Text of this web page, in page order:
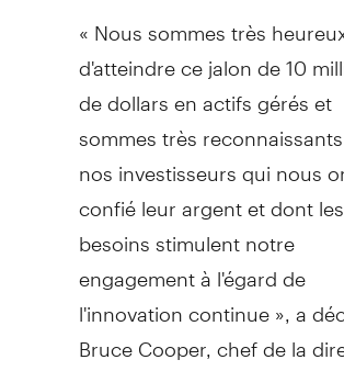
« Nous sommes très
d'atteindre ce jalon de 10
de dollars en actifs gérés et
sommes très
nos investisseurs qui nous
confié leur argent et dont les
besoins stimulent notre
engagement à l'égard de
l'innovation continue », a
Bruce Cooper, chef de la